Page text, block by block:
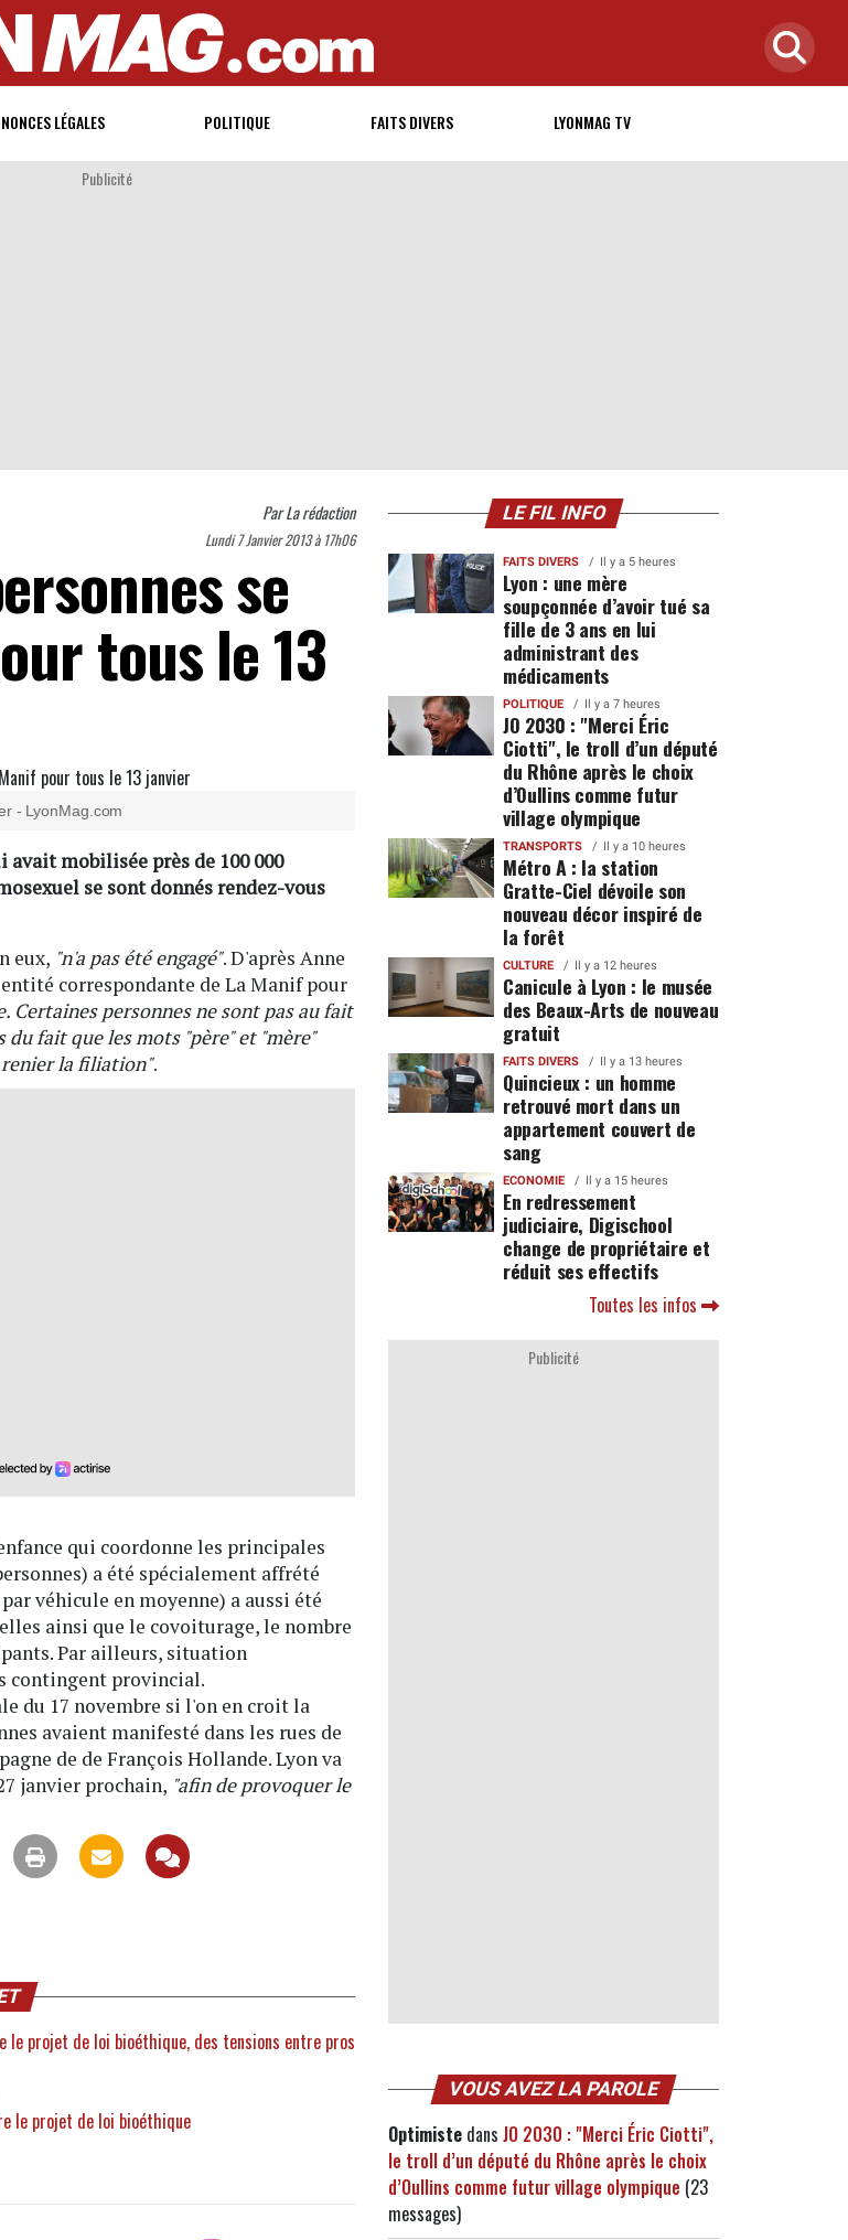
LÉGALES POLITIQUE FAITS DIVERS LYONMAG TV
Publicité
ParLa rédaction
Lundi 7 Janvier 2013 à 17h06
se
tous le 13
- LyonMag.com
mobilisée près de 100 000
se sont donnés rendez-vous
eux, "n'a pas été engagé". D'après Anne
correspondante de La Manif pour
Certaines personnes ne sont pas au fait
fait que les mots "père" et "mère"
renier la filiation".
qui coordonne les principales
a été spécialement affrété
véhicule en moyenne) a aussi été
ainsi que le covoiturage, le nombre
Par ailleurs, situation
contingent provincial.
du 17 novembre si l'on en croit la
avaient manifesté dans les rues de
de de François Hollande. Lyon va
janvier prochain, "afin de provoquer le
le projet de loi bioéthique, des tensions entre pros
le projet de loi bioéthique
LE FIL INFO
FAITS DIVERS Il y a 5 heures
Lyon : une mère
soupçonnée d’avoir tué sa
fille de 3 ans en lui
administrant des
médicaments
POLITIQUE Il y a 7 heures
JO 2030 : "Merci Éric
Ciotti", le troll d’un député
du Rhône après le choix
d’Oullins comme futur
village olympique
TRANSPORTS Il y a 10 heures
Métro A : la station
Gratte-Ciel dévoile son
nouveau décor inspiré de
la forêt
CULTURE Il y a 12 heures
Canicule à Lyon : le musée
des Beaux-Arts de nouveau
gratuit
FAITS DIVERS Il y a 13 heures
Quincieux : un homme
retrouvé mort dans un
appartement couvert de
sang
ECONOMIE Il y a 15 heures
En redressement
judiciaire, Digischool
change de propriétaire et
réduit ses effectifs
Toutes les infos
Publicité
VOUS AVEZ LA PAROLE
Optimiste dans JO 2030 : "Merci Éric Ciotti",
le troll d’un député du Rhône après le choix
d’Oullins comme futur village olympique (23
messages)